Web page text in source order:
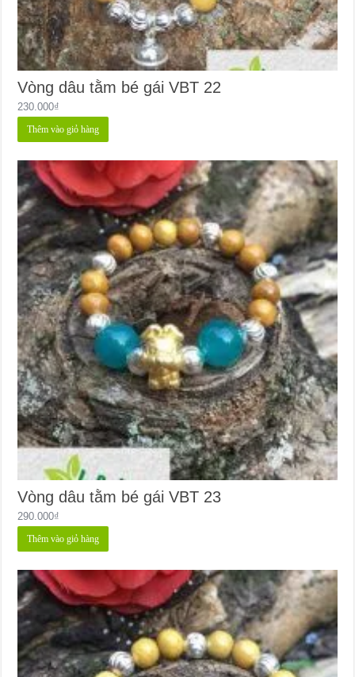
Vòng dâu tằm bé gái VBT 22
230.000₫
Thêm vào giỏ hàng
Vòng dâu tằm bé gái VBT 23
290.000₫
Thêm vào giỏ hàng